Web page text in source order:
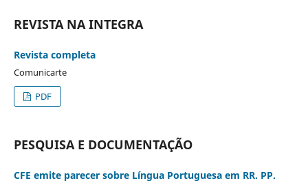
REVISTA NA INTEGRA
Revista completa
Comunicarte
PDF
PESQUISA E DOCUMENTAÇÃO
CFE emite parecer sobre Língua Portuguesa em RR. PP.